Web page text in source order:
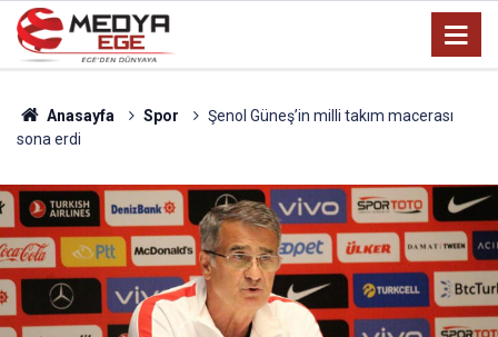
Anasayfa Spor
Şenol Güneş’in milli takım macerası
sona erdi